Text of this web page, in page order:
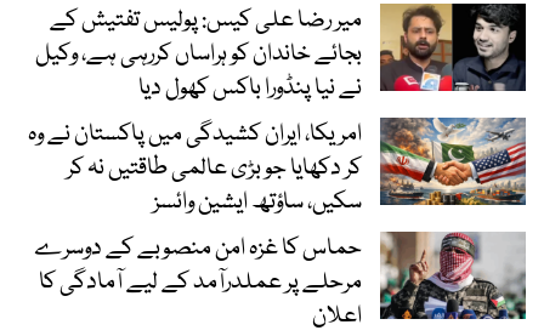
میر رضا علی کیس: پولیس تفتیش کے
بجائے خاندان کو ہراساں کررہی ہے، وکیل
نے نیا پنڈورا باکس کھول دیا
امریکا، ایران کشیدگی میں پاکستان نے وہ
کر دکھایا جو بڑی عالمی طاقتیں نہ کر
سکیں، ساؤتھ ایشین وائسز
حماس کا غزہ امن منصوبے کے دوسرے
مرحلے پر عملدرآمد کے لیے آمادگی کا
اعلان